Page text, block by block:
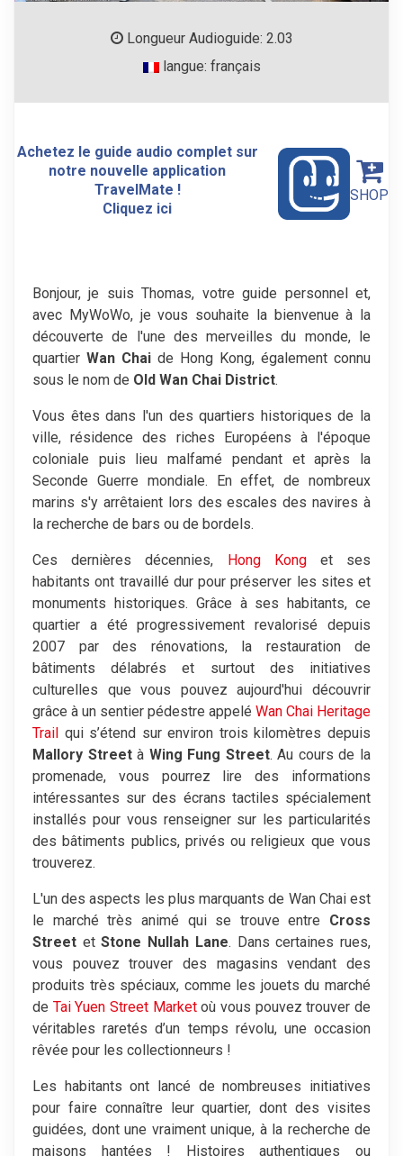
Longueur Audioguide: 2.03
langue: français
Achetez le guide audio complet sur
notre nouvelle application
TravelMate !
Cliquez ici
SHOP
Bonjour, je suis Thomas, votre guide personnel et,
avec MyWoWo, je vous souhaite la bienvenue à la
découverte de l'une des merveilles du monde, le
quartier Wan Chai de Hong Kong, également connu
sous le nom de Old Wan Chai District.
Vous êtes dans l'un des quartiers historiques de la
ville, résidence des riches Européens à l'époque
coloniale puis lieu malfamé pendant et après la
Seconde Guerre mondiale. En effet, de nombreux
marins s'y arrêtaient lors des escales des navires à
la recherche de bars ou de bordels.
Ces dernières décennies, Hong Konget ses
habitants ont travaillé dur pour préserver les sites et
monuments historiques. Grâce à ses habitants, ce
quartier a été progressivement revalorisé depuis
2007 par des rénovations, la restauration de
bâtiments délabrés et surtout des initiatives
culturelles que vous pouvez aujourd'hui découvrir
grâce à un sentier pédestre appelé Wan Chai Heritage
Trail qui s’étend sur environ trois kilomètres depuis
Mallory Streetà Wing Fung Street. Au cours de la
promenade, vous pourrez lire des informations
intéressantes sur des écrans tactiles spécialement
installés pour vous renseigner sur les particularités
des bâtiments publics, privés ou religieux que vous
trouverez.
L'un des aspects les plus marquants de Wan Chai est
le marché très animé qui se trouve entre Cross
Street etStone Nullah Lane. Dans certaines rues,
vous pouvez trouver des magasins vendant des
produits très spéciaux, comme les jouets du marché
de Tai Yuen Street Marketoù vous pouvez trouver de
véritables raretés d’un temps révolu, une occasion
rêvée pour les collectionneurs !
Les habitants ont lancé de nombreuses initiatives
pour faire connaître leur quartier, dont des visites
guidées, dont une vraiment unique, à la recherche de
maisons hantées ! Histoires authentiques ou